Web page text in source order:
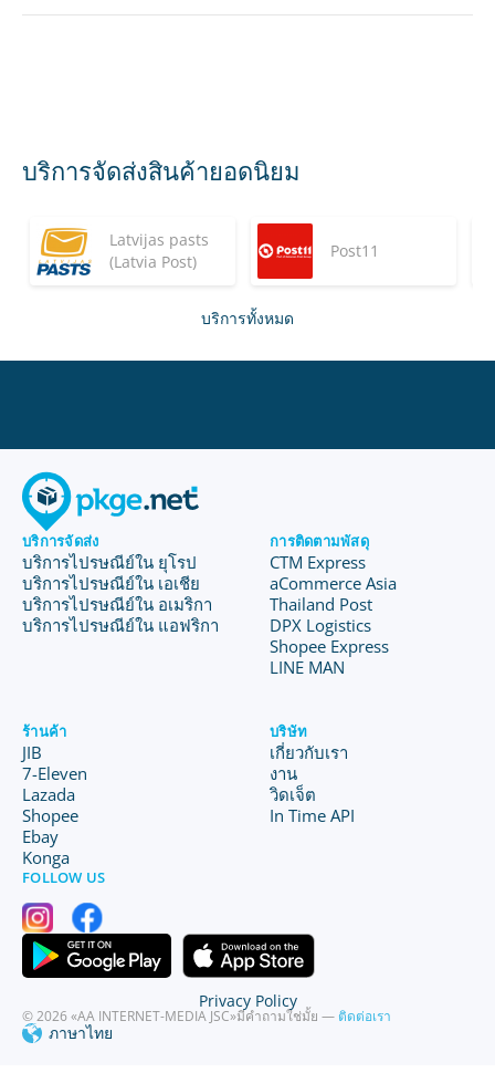
บริการจัดส่งสินค้ายอดนิยม
Latvijas pasts
(Latvia Post)
Post11
บริการทั้งหมด
บริการจัดส่ง
บริการไปรษณีย์ใน ยุโรป
บริการไปรษณีย์ใน เอเชีย
บริการไปรษณีย์ใน อเมริกา
บริการไปรษณีย์ใน แอฟริกา
การติดตามพัสดุ
CTM Express
aCommerce Asia
Thailand Post
DPX Logistics
Shopee Express
LINE MAN
ร้านค้า
JIB
7-Eleven
Lazada
Shopee
Ebay
Konga
บริษัท
เกี่ยวกับเรา
งาน
วิดเจ็ต
In Time API
FOLLOW US
© 2026 «AA INTERNET-MEDIA JSC»มีคำถามใช่มั้ย — ติดต่อเรา
ภาษาไทย
Privacy Policy